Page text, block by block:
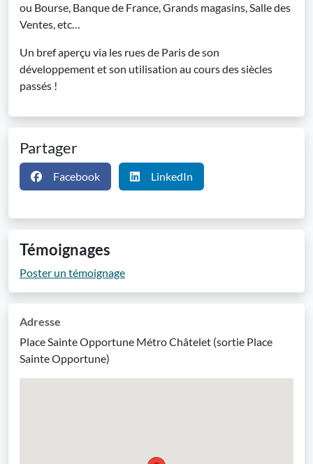
ou Bourse, Banque de France, Grands magasins, Salle des
Ventes, etc…
Un bref aperçu via les rues de Paris de son
développement et son utilisation au cours des siècles
passés !
Partager
Facebook LinkedIn
Témoignages
Poster un témoignage
Adresse
Place Sainte Opportune Métro Châtelet (sortie Place
Sainte Opportune)